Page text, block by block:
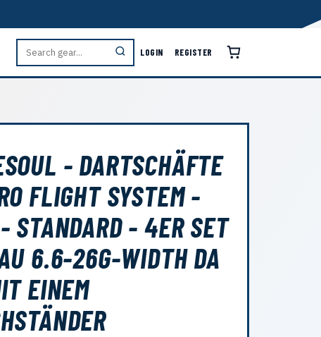
LOGIN REGISTER
- DARTSCHÄFTE
FLIGHT SYSTEM -
STANDARD - 4ER SET
6.6-26G-WIDTH DA
EINEM